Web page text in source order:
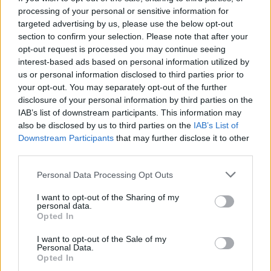
processing of your personal or sensitive information for
targeted advertising by us, please use the below opt-out
section to confirm your selection. Please note that after your
opt-out request is processed you may continue seeing
interest-based ads based on personal information utilized by
us or personal information disclosed to third parties prior to
your opt-out. You may separately opt-out of the further
disclosure of your personal information by third parties on the
IAB’s list of downstream participants. This information may
also be disclosed by us to third parties on the IAB’s List of
Downstream Participants that may further disclose it to other
Personal Data Processing Opt Outs
I want to opt-out of the Sharing of my
personal data.
Opted In
I want to opt-out of the Sale of my
Personal Data.
Opted In
vychrlila sicilská sopka Etna,
jedna z nejaktivnějších sopek
světa, přiměly dnes letiště v
Katánii pozastavit přílety
letadel, uvedla agentura AFP.
V brazilském regionálním parlamentu měli nezvanou
návštěvu - skupinu kapybar
8.8.2026 11:40 (
V brazilském státě Mato
Grosso museli minulý týden v
budovy vniklo několik
hlavním vchodem, informovala agentura AP.
omezující rozmnožování holubů
8.8.2026 11:31 | ZNOJMO (